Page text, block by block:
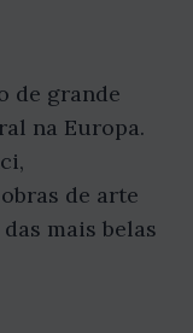
de grande
na Europa.
de arte
mais belas